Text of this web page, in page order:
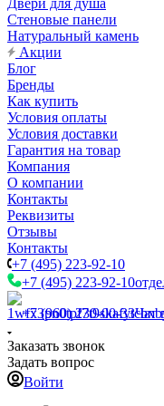
Двери для душа
Стеновые панели
Натуральный камень
Акции
Блог
Бренды
Как купить
Условия оплаты
Условия доставки
Гарантия на товар
Компания
О компании
Контакты
Реквизиты
Отзывы
Контакты
+7 (495) 223-92-10
+7 (495) 223-92-10
+7 (960) 230-00-33Чат
Заказать звонок
Задать вопрос
Войти